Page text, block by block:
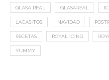
GLASA REAL GLASAREAL
LACASITOS NAVIDAD
RECETAS ROYAL ICING
YUMMY